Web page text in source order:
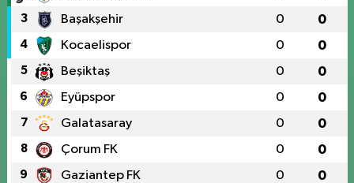
3 Başakşehir 0 0
4 Kocaelispor 0 0
5 Beşiktaş 0 0
6 Eyüpspor 0 0
7 Galatasaray 0 0
8 Çorum FK 0 0
9 Gaziantep FK 0 0